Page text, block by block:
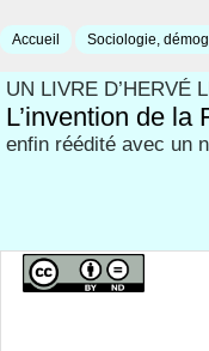
Accueil Sociologie,
UN LIVRE D’HERVÉ
L’invention de la
enfin réédité avec un